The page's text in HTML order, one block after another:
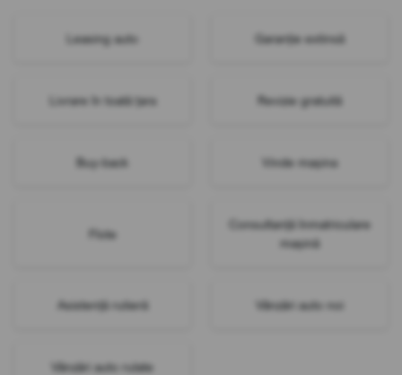
Leasing auto Garanție extinsă
Livrare în toată țara Revizie gratuită
Buy-back Vinde mașina
Flote
Consultanță înmatriculare
mașină
Asistență rutieră Vânzări auto noi
Vânzări auto rulate